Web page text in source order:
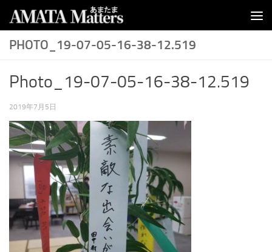
コンテンツへスキップ
PHOTO_19-07-05-16-38-12.519
Photo_19-07-05-16-38-12.519
2019年7月5日